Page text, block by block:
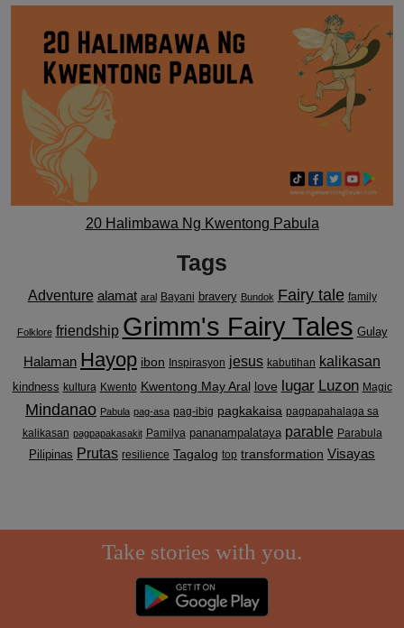
20 Halimbawa Ng Kwentong Pabula
Tags
Adventure alamat aral Bayani bravery Bundok Fairy tale family
Folklore friendship Grimm's Fairy Tales Gulay
Halaman Hayop ibon Inspirasyon jesus kabutihan kalikasan
kindness kultura Kwento Kwentong May Aral love lugar Luzon Magic
Mindanao Pabula pag-asa pag-ibig pagkakaisa pagpapahalaga sa
kalikasan pagpapakasakit Pamilya pananampalataya parable Parabula
Pilipinas Prutas resilience Tagalog top transformation Visayas
Take stories with you.